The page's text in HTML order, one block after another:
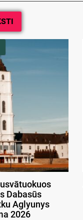
Dabasūs
Aglyunys
2026